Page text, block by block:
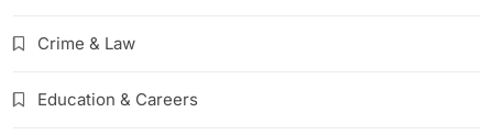
Crime & Law
Education & Careers